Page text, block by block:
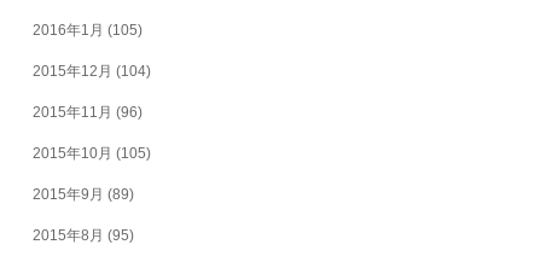
2016年1月 (105)
2015年12月 (104)
2015年11月 (96)
2015年10月 (105)
2015年9月 (89)
2015年8月 (95)